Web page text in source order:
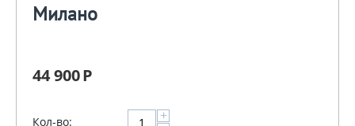
Милано
44 900Р
Кол-во: +